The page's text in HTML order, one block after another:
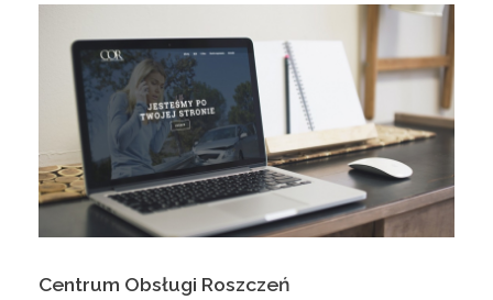
Centrum Obsługi Roszczeń